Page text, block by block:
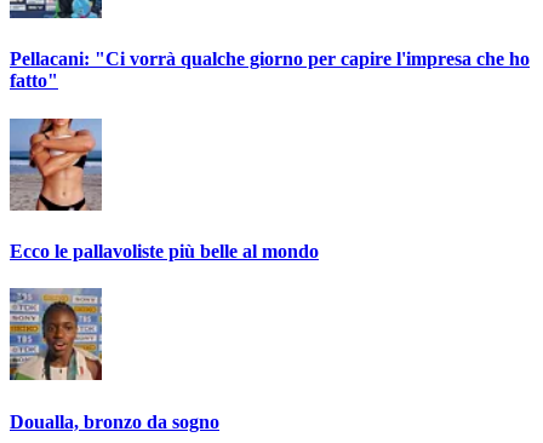
Pellacani: "Ci vorrà qualche giorno per capire l'impresa che ho
fatto"
Ecco le pallavoliste più belle al mondo
Doualla, bronzo da sogno